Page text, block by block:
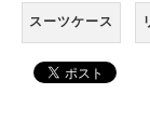
スーツケース